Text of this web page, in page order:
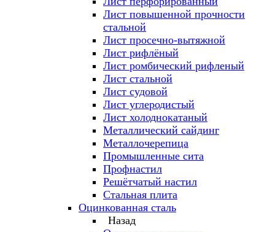
Лист повышенной прочности
стальной
Лист просечно-вытяжной
Лист рифлёный
Лист ромбический рифленый
Лист стальной
Лист судовой
Лист углеродистый
Лист холоднокатаный
Металлический сайдинг
Металлочерепица
Промышленные сита
Профнастил
Решётчатый настил
Стальная плита
Оцинкованная сталь
Назад